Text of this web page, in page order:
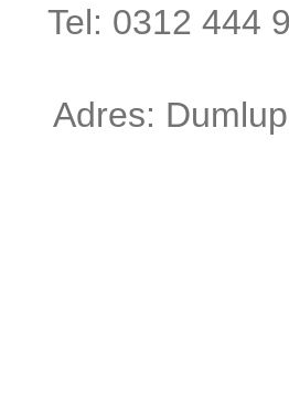
Tel: 0312 444
Adres: